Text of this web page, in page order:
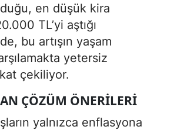
en düşük kira
TL’yi aştığı
bu artışın yaşam
yetersiz
çekiliyor.
ÇÖZÜM ÖNERILERI
yalnızca enflasyona